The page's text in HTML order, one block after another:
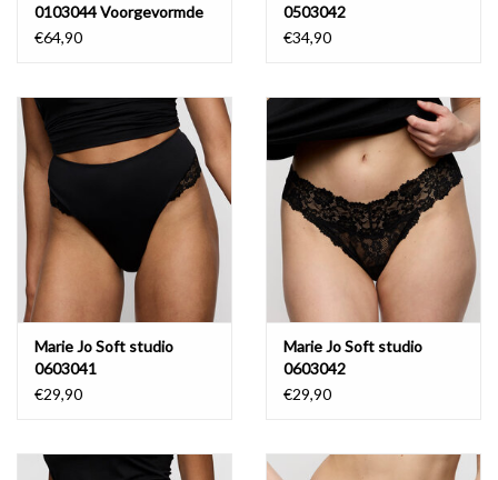
0103044 Voorgevormde
Bralette
€64,90
0503042
€34,90
Marie Jo Soft studio
0603041
€29,90
Marie Jo Soft studio
0603042
€29,90